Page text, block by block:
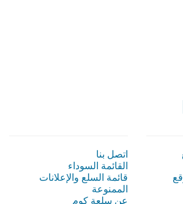
اتصل بنا
القائمة السوداء
قائمة السلع والإعلانات
الممنوعة
عن سلعة كوم